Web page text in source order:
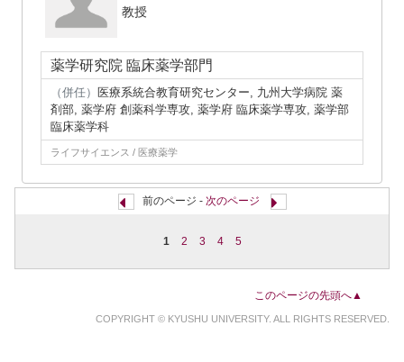
教授
薬学研究院 臨床薬学部門
（併任） 医療系統合教育研究センター, 九州大学病院 薬
剤部, 薬学府 創薬科学専攻, 薬学府 臨床薬学専攻, 薬学部
臨床薬学科
ライフサイエンス / 医療薬学
前のページ - 次のページ
1 2 3 4 5
このページの先頭へ▲
COPYRIGHT © KYUSHU UNIVERSITY. ALL RIGHTS RESERVED.